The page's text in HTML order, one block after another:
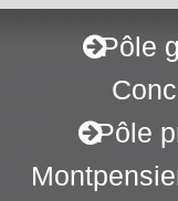
Pôle
Pôle